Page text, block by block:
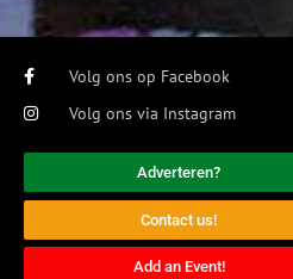
Volg ons op Facebook
Volg ons via Instagram
Adverteren?
Contact us!
Add an Event!